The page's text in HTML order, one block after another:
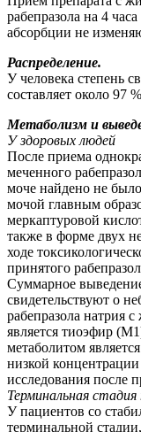
рабепразола на 4
абсорбции не
Распределение.
У человека степень
составляет около 97
Метаболизм и
У здоровых людей
После приема
меченного
моче найдено не
мочой главным
меркаптуровой
также в форме двух
ходе
принятого
Суммарное
свидетельствуют о
рабепразола натрия
является тиоэфир
метаболитом
низкой
исследования после
Терминальная
У пациентов со
терминальной